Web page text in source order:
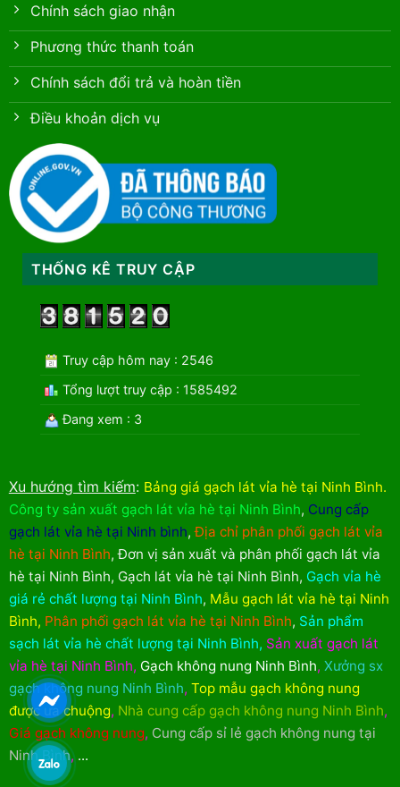
Chính sách giao nhận
Phương thức thanh toán
Chính sách đổi trả và hoàn tiền
Điều khoản dịch vụ
THỐNG KÊ TRUY CẬP
Truy cập hôm nay : 2546
Tổng lượt truy cập : 1585492
Đang xem : 3
Xu hướng tìm kiếm: Bảng giá gạch lát vỉa hè tại Ninh Bình.
Công ty sản xuất gạch lát vỉa hè tại Ninh Bình, Cung cấp
gạch lát vỉa hè tại Ninh bình,Địa chỉ phân phối gạch lát vỉa
hè tại Ninh Bình,Đơn vị sản xuất và phân phối gạch lát vỉa
hè tại Ninh Bình, Gạch lát vỉa hè tại Ninh Bình, Gạch vỉa hè
giá rẻ chất lượng tại Ninh Bình, Mẫu gạch lát vỉa hè tại Ninh
Bình, Phân phối gạch lát vỉa hè tại Ninh Bình, Sản phẩm
sạch lát vỉa hè chất lượng tại Ninh Bình, Sản xuất gạch lát
vỉa hè tại Ninh Bình, Gạch không nung Ninh Bình, Xưởng sx
gạch không nung Ninh Bình, Top mẫu gạch không nung
được ưa chuộng, Nhà cung cấp gạch không nung Ninh Bình,
Giá gạch không nung, Cung cấp sỉ lẻ gạch không nung tại
Ninh Bình,...